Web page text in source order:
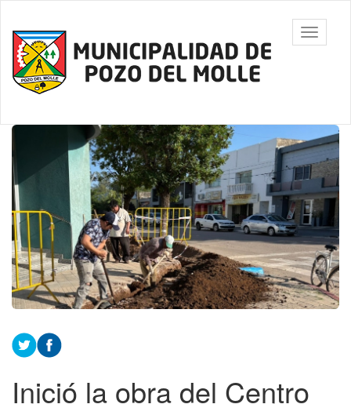
contenido
principal
Municipalidad
de Pozo del
Molle
barra
Contenido
principal
Inició la obra del Centro